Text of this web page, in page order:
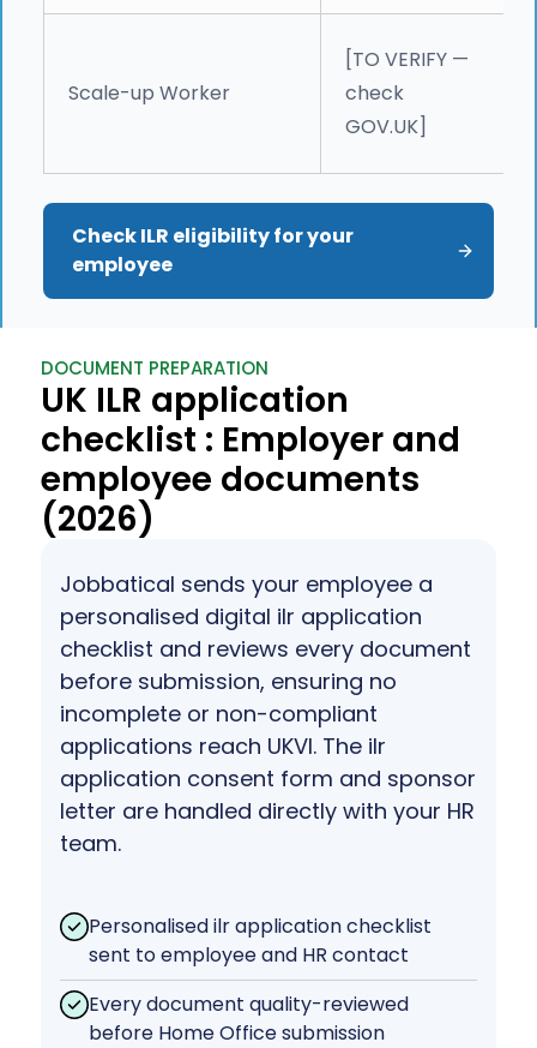
Scale-up Worker
[TO VERIFY —
check
GOV.UK]
Check ILR eligibility for your
employee
DOCUMENT PREPARATION
UK ILR application
checklist : Employer and
employee documents
(2026)
Jobbatical sends your employee a
personalised digital ilr application
checklist and reviews every document
before submission, ensuring no
incomplete or non-compliant
applications reach UKVI. The ilr
application consent form and sponsor
letter are handled directly with your HR
team.
Personalised ilr application checklist
sent to employee and HR contact
Every document quality-reviewed
before Home Office submission